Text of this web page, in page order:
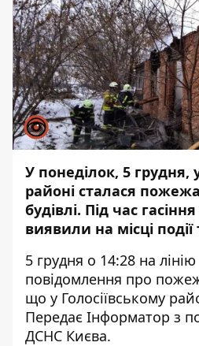
У понеділок, 5 грудня,
районі сталася
будівлі. Під час
виявили на місці
5 грудня о 14:28 на
повідомлення про
що у Голосіївському
Передає Інформатор з
ДСНС Києва.